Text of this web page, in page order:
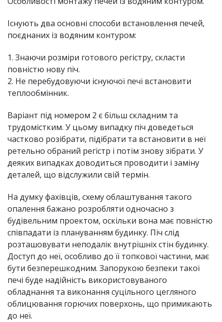
Існують два основні способи встановлення печей,
поєднаних із водяним контуром:
1. Знаючи розміри готового регістру, скласти
повністю нову піч.
2. Не перебудовуючи існуючої печі встановити
теплообмінник.
Варіант під номером 2 є більш складним та
трудомістким. У цьому випадку піч доведеться
частково розібрати, підібрати та встановити в неї
ретельно обраний регістр і потім знову зібрати. У
деяких випадках доводиться проводити і заміну
деталей, що відслужили свій термін.
На думку фахівців, схему облаштування такого
опалення бажано розробляти одночасно з
будівельним проектом, оскільки вона має повністю
співпадати із плануванням будинку. Піч слід
розташовувати неподалік внутрішніх стін будинку.
Доступ до неї, особливо до її топкової частини, має
бути безперешкодним. Запорукою безпеки такої
печі буде надійність використовуваного
обладнання та виконання суцільного цегляного
облицювання горючих поверхонь, що примикають
до неї.